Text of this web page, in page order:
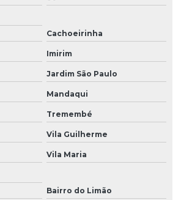
Diesel Em São Paulo
Diesel Em Sp
De Injetores
Pressão
Diesel
Injetores
Injetores Em São Paulo
Injetores Para Caminhões
Cachoeirinha
Imirim
Jardim São Paulo
Mandaqui
Tremembé
Vila Guilherme
Vila Maria
Bairro do Limão